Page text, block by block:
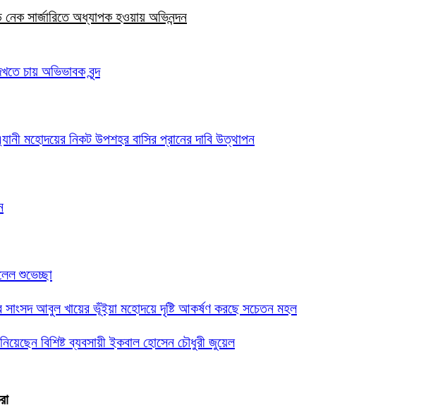
সার্জারিতে অধ্যাপক হওয়ায় অভিনন্দন
চায় অভিভাবক বৃন্দ
মহোদয়ের নিকট উপশহর বাসির প্রানের দাবি উত্থাপন
শুভেচ্ছা
সাংসদ আবুল খায়ের ভূঁইয়া মহোদয়ে দৃষ্টি আকর্ষণ করছে সচেতন মহল
বিশিষ্ট ব্যবসায়ী ইকবাল হোসেন চৌধুরী জুয়েল